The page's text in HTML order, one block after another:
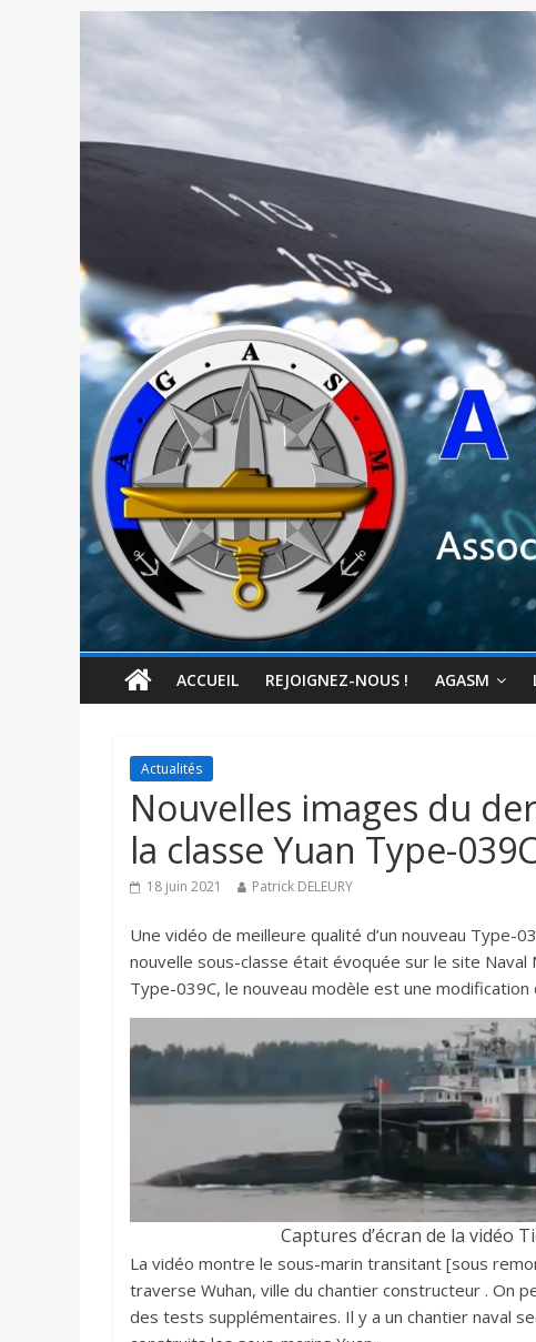
ACCUEIL REJOIGNEZ-NOUS ! AGASM
Actualités
Nouvelles images du
la classe Yuan Type-
18 juin 2021 Patrick DELEURY
Une vidéo de meilleure qualité d’un nouveau Type-
nouvelle sous-classe était évoquée sur le site
Type-039C, le nouveau modèle est une modification
Captures d’écran de la vidéo
La vidéo montre le sous-marin transitant [sous
traverse Wuhan, ville du chantier constructeur . On
des tests supplémentaires. Il y a un chantier naval